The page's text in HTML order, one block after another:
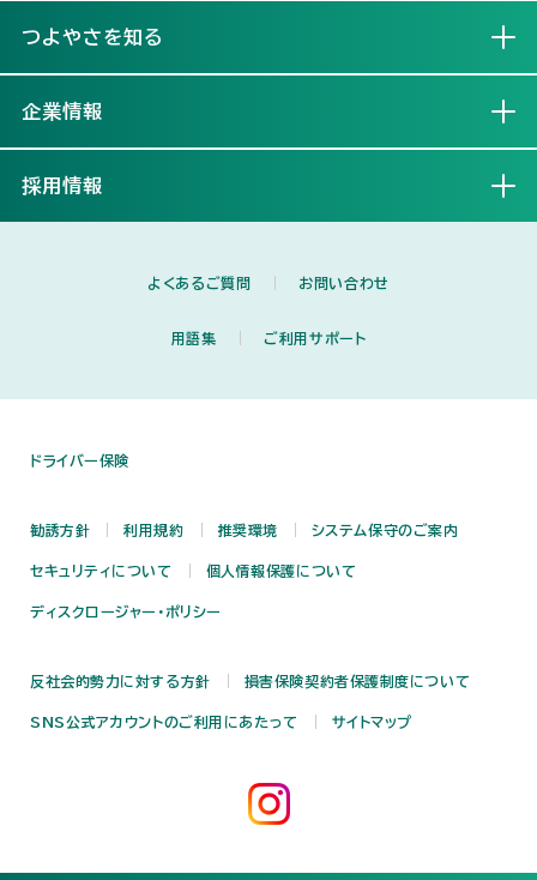
つよやさを知る
企業情報
採用情報
よくあるご質問 お問い合わせ
用語集 ご利用サポート
ドライバー保険
勧誘方針 利用規約 推奨環境 システム保守のご案内
セキュリティについて 個人情報保護について
ディスクロージャー・ポリシー
反社会的勢力に対する方針 損害保険契約者保護制度について
SNS公式アカウントのご利用にあたって サイトマップ